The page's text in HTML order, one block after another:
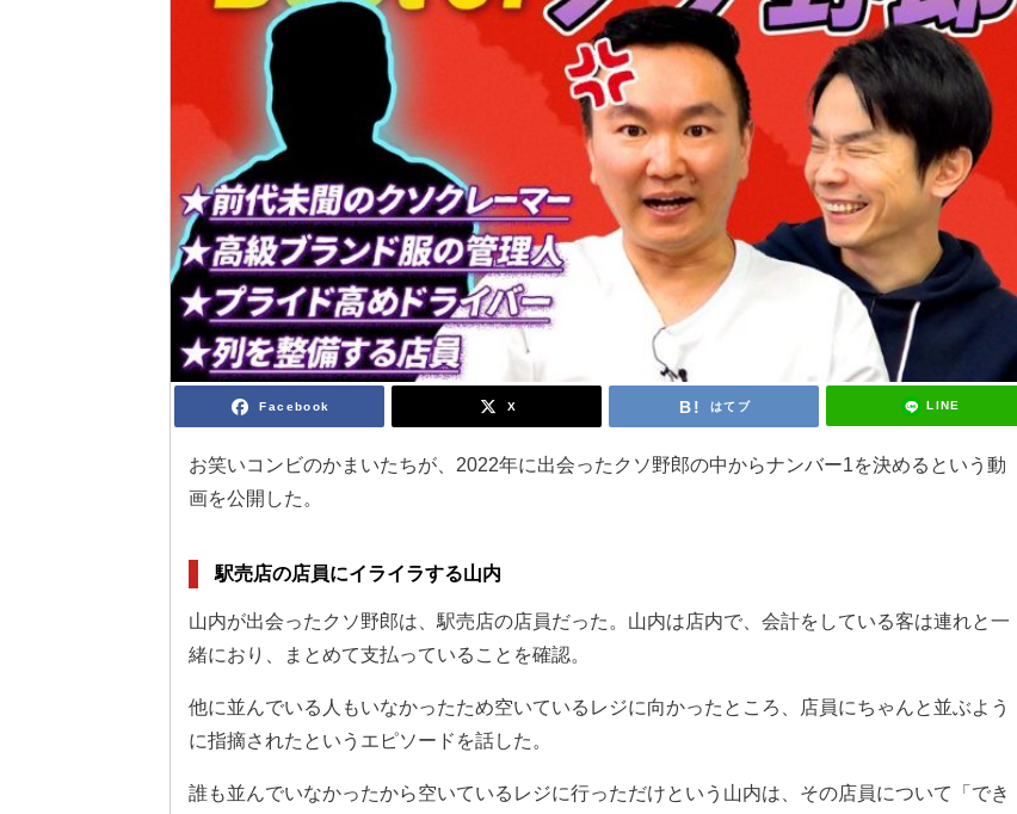
Facebook X はてブ LINE
お笑いコンビのかまいたちが、2022年に出会ったクソ野郎の中からナンバー1を決めるという動
画を公開した。
駅売店の店員にイライラする山内
山内が出会ったクソ野郎は、駅売店の店員だった。山内は店内で、会計をしている客は連れと一
緒におり、まとめて支払っていることを確認。
他に並んでいる人もいなかったため空いているレジに向かったところ、店員にちゃんと並ぶよう
に指摘されたというエピソードを話した。
誰も並んでいなかったから空いているレジに行っただけという山内は、その店員について「でき